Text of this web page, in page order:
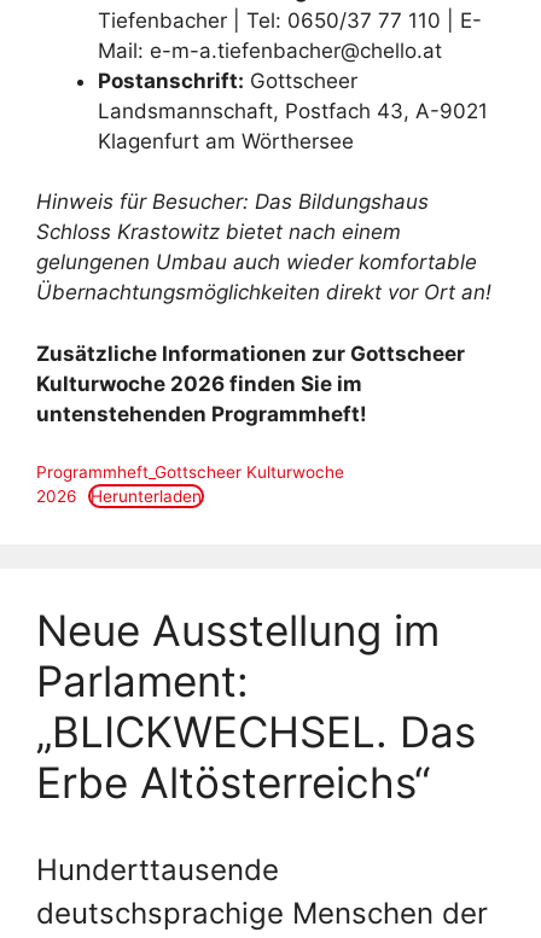
Tiefenbacher | Tel: 0650/37 77 110 | E-
Mail: e-m-a.tiefenbacher@chello.at
Postanschrift: Gottscheer
Landsmannschaft, Postfach 43, A-9021
Klagenfurt am Wörthersee
Hinweis für Besucher: Das Bildungshaus
Schloss Krastowitz bietet nach einem
gelungenen Umbau auch wieder komfortable
Übernachtungsmöglichkeiten direkt vor Ort an!
Zusätzliche Informationen zur Gottscheer
Kulturwoche 2026 finden Sie im
untenstehenden Programmheft!
Programmheft_Gottscheer Kulturwoche
2026
Herunterladen
Neue Ausstellung im
Parlament:
„BLICKWECHSEL. Das
Erbe Altösterreichs“
Hunderttausende
deutschsprachige Menschen der